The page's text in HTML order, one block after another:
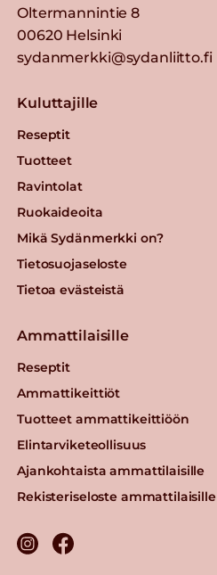
Oltermannintie 8
00620 Helsinki
sydanmerkki@sydanliitto.fi
Kuluttajille
Reseptit
Tuotteet
Ravintolat
Ruokaideoita
Mikä Sydänmerkki on?
Tietosuojaseloste
Tietoa evästeistä
Ammattilaisille
Reseptit
Ammattikeittiöt
Tuotteet ammattikeittiöön
Elintarviketeollisuus
Ajankohtaista ammattilaisille
Rekisteriseloste ammattilaisille